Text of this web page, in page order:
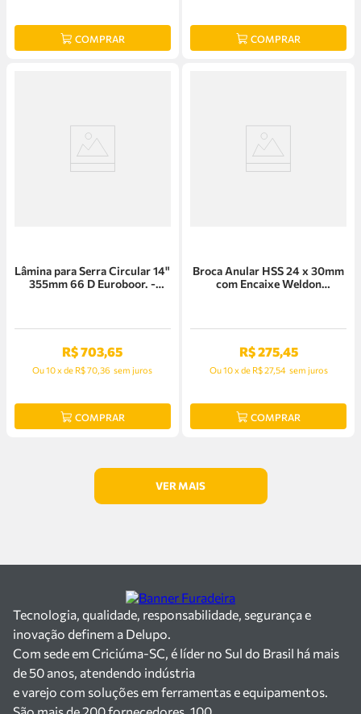
COMPRAR COMPRAR
Lâmina para Serra Circular 14"
355mm 66 D Euroboor. -
R$703,65
Ou10xde R$ 70,36 sem juros
COMPRAR
Broca Anular HSS 24 x 30mm
com Encaixe Weldon
R$275,45
Ou10xde R$ 27,54 sem juros
COMPRAR
Tecnologia, qualidade, responsabilidade, segurança e
inovação definem a Delupo.
Com sede em Criciúma-SC, é líder no Sul do Brasil há mais
de 50 anos, atendendo indústria
e varejo com soluções em ferramentas e equipamentos.